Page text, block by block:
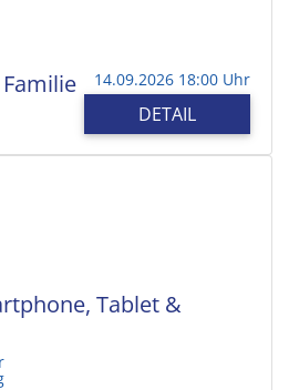
14.09.2026 18:00 Uhr
DETAIL
Tablet &